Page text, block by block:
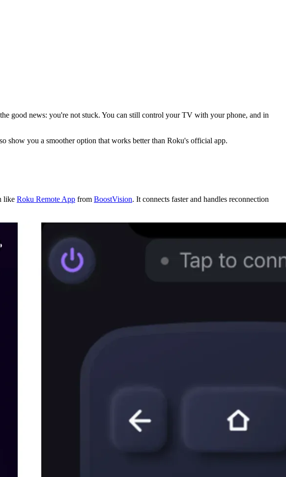
good news: you're not stuck. You can still control your TV with your phone, and in
show you a smoother option that works better than Roku's official app.
like Roku Remote App from BoostVision. It connects faster and handles reconnection